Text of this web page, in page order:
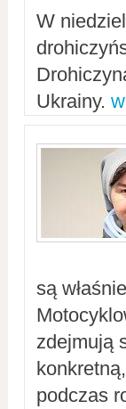
W
Ukrainy.
są
zdejmują
podczas